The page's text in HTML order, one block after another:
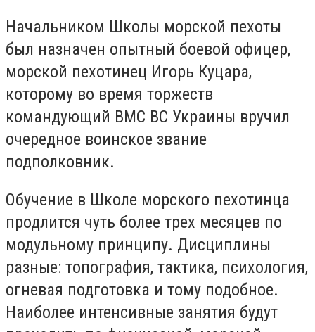
Начальником Школы морской пехоты
был назначен опытный боевой офицер,
морской пехотинец Игорь Куцара,
которому во время торжеств
командующий ВМС ВС Украины вручил
очередное воинское звание
подполковник.
Обучение в Школе морского пехотинца
продлится чуть более трех месяцев по
модульному принципу. Дисциплины
разные: топография, тактика, психология,
огневая подготовка и тому подобное.
Наиболее интенсивные занятия будут